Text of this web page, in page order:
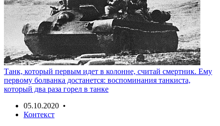
Танк, который первым идет в колонне, считай смертник. Ему
первому болванка достанется: воспоминания танкиста,
который два раза горел в танке
05.10.2020 •
Контекст